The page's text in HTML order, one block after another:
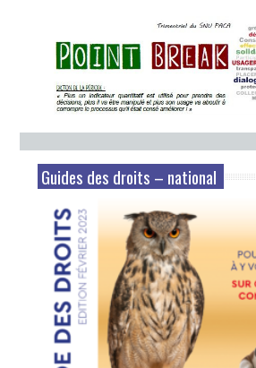
Guides des droits – national